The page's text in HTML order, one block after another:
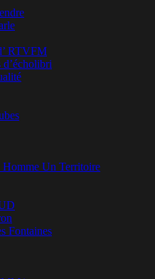
RTVFM
d’écholibri
Un Territoire
Fontaines